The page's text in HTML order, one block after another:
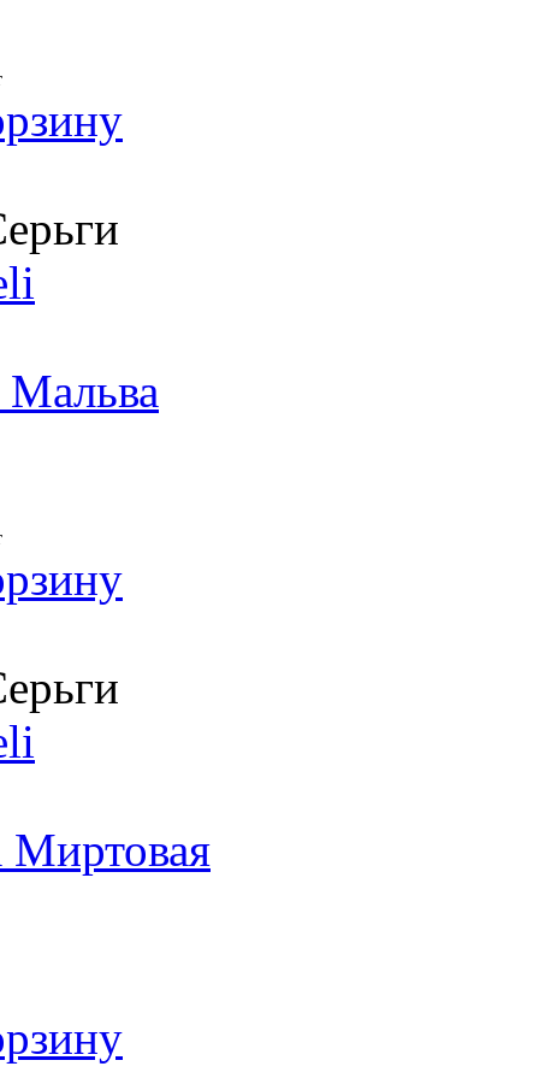
Мальва
Миртовая